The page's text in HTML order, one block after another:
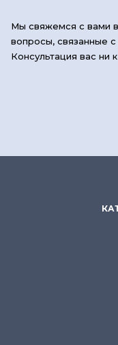
Мы свяжемся с вами
вопросы, связанные с
Консультация вас ни